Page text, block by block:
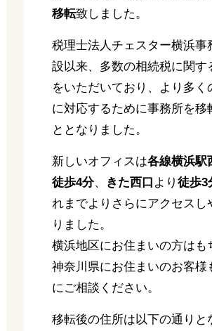
移転致しました。
税理士法人チェスター横浜事
設以来、多数の相続税に関す
をいただいており、より多く
に対応するために事務所を移
ととなりました。
新しいオフィスは各線横浜駅
徒歩4分、 きた西口 より 徒歩3
れまでよりさらにアクセスし
りました。
横浜地区にお住まいの方はも
神奈川県にお住まいのお客様
にご相談ください。
移転後の住所は以下の通りと